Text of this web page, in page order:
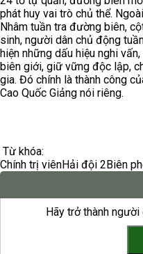
phát huy vai trò chủ thể.
Nhâm tuần tra đường biên,
sinh, người dân chủ động
hiện những dấu hiệu nghi
biên giới, giữ vững độc lập,
gia. Đó chính là thành công
Cao Quốc Giảng nói riêng.
Từ khóa:
Chính trị viênHải đội 2Biên
Hãy trở thành